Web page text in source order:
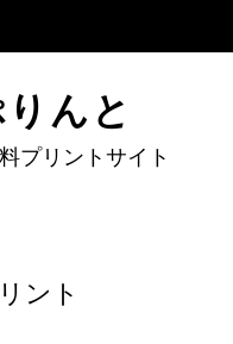
んと
プリントサイト
ント